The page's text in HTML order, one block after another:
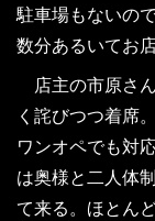
駐車場もないの
数分あるいてお店
店主の市原さ
く詫びつつ着席
ワンオペでも対
は奥様と二人体
て来る。ほとん